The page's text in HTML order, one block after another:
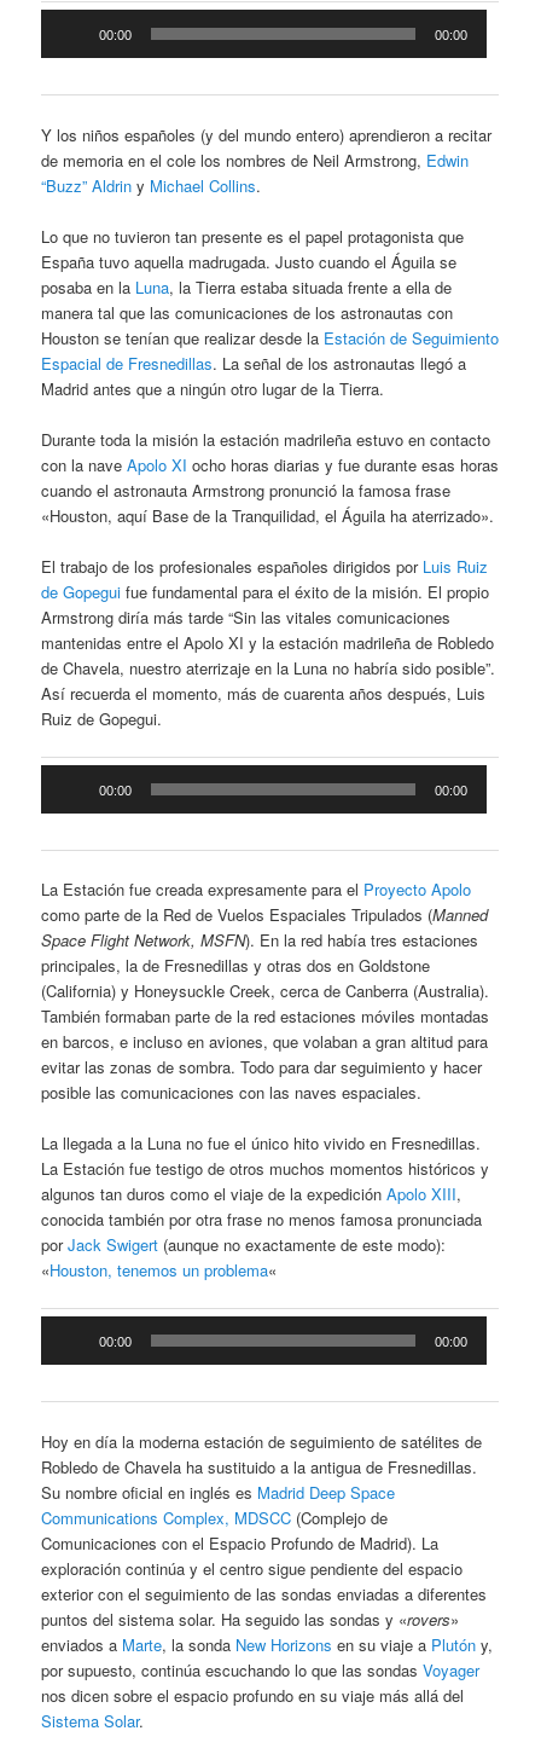
de
00:00 00:00
Y los niños españoles (y del mundo entero) aprendieron a recitar
de memoria en el cole los nombres de Neil Armstrong, Edwin
“Buzz” Aldrin y Michael Collins.
Lo que no tuvieron tan presente es el papel protagonista que
España tuvo aquella madrugada. Justo cuando el Águila se
posaba en la Luna, la Tierra estaba situada frente a ella de
manera tal que las comunicaciones de los astronautas con
Houston se tenían que realizar desde la Estación de Seguimiento
Espacial de Fresnedillas. La señal de los astronautas llegó a
Madrid antes que a ningún otro lugar de la Tierra.
Durante toda la misión la estación madrileña estuvo en contacto
con la naveApolo XI ocho horas diarias y fue durante esas horas
cuando el astronauta Armstrong pronunció la famosa frase
«Houston, aquí Base de la Tranquilidad, el Águila ha aterrizado».
El trabajo de los profesionales españoles dirigidos por Luis Ruiz
de Gopegui fue fundamental para el éxito de la misión. El propio
Armstrong diría más tarde “Sin las vitales comunicaciones
mantenidas entre el Apolo XI y la estación madrileña de Robledo
de Chavela, nuestro aterrizaje en la Luna no habría sido posible”.
Así recuerda el momento, más de cuarenta años después, Luis
Ruiz de Gopegui.
00:00 00:00
La Estación fue creada expresamente para el Proyecto Apolo
como parte de la Red de Vuelos Espaciales Tripulados (Manned
Space Flight Network, MSFN). En la red había tres estaciones
principales, la de Fresnedillas y otras dos en Goldstone
(California) y Honeysuckle Creek, cerca de Canberra (Australia).
También formaban parte de la red estaciones móviles montadas
en barcos, e incluso en aviones, que volaban a gran altitud para
evitar las zonas de sombra. Todo para dar seguimiento y hacer
posible las comunicaciones con las naves espaciales.
La llegada a la Luna no fue el único hito vivido en Fresnedillas.
La Estación fue testigo de otros muchos momentos históricos y
algunos tan duros como el viaje de la expediciónApolo XIII,
conocida también por otra frase no menos famosa pronunciada
porJack Swigert (aunque no exactamente de este modo):
«Houston, tenemos un problema«
de
00:00 00:00
Hoy en día la moderna estación de seguimiento de satélites de
Robledo de Chavela ha sustituido a la antigua de Fresnedillas.
Su nombre oficial en inglés es Madrid Deep Space
Communications Complex, MDSCC (Complejo de
Comunicaciones con el Espacio Profundo de Madrid). La
exploración continúa y el centro sigue pendiente del espacio
exterior con el seguimiento de las sondas enviadas a diferentes
puntos del sistema solar. Ha seguido las sondas y «rovers»
enviados a Marte, la sonda New Horizons en su viaje a Plutón y,
por supuesto, continúa escuchando lo que las sondasVoyager
nos dicen sobre el espacio profundo en su viaje más allá del
Sistema Solar.